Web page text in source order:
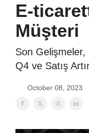
E-
Müşteri
Son
Q4 ve Satış
October 08, 2023